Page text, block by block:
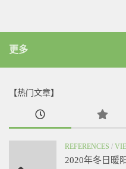
更多
【热门文章】
REFERENCES /
2020年冬日